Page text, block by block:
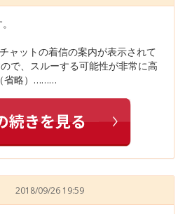
ットの着信の案内が表示されて
で、スルーする可能性が非常に高
省略）………
2018/09/26 19:59